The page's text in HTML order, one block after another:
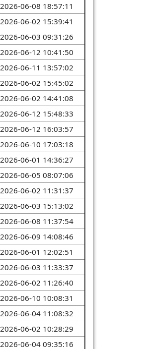
2026-06-08 18:57:11
2026-06-02 15:39:41
2026-06-03 09:31:26
2026-06-12 10:41:50
2026-06-11 13:57:02
2026-06-02 15:45:02
2026-06-02 14:41:08
2026-06-12 15:48:33
2026-06-12 16:03:57
2026-06-10 17:03:18
2026-06-01 14:36:27
2026-06-05 08:07:06
2026-06-02 11:31:37
2026-06-03 15:13:02
2026-06-08 11:37:54
2026-06-09 14:08:46
2026-06-01 12:02:51
2026-06-03 11:33:37
2026-06-02 11:26:40
2026-06-10 10:08:31
2026-06-04 11:08:32
2026-06-02 10:28:29
2026-06-04 09:35:16